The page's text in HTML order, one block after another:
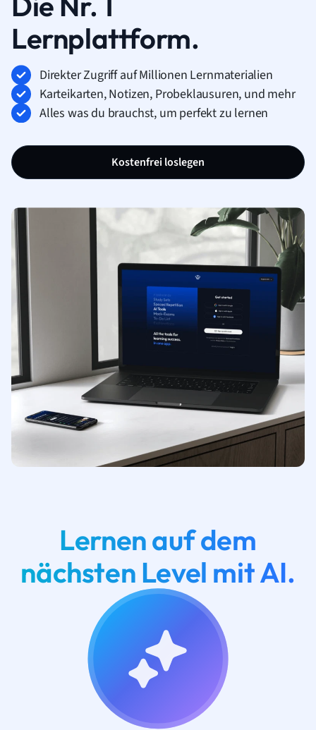
Lernplattform.
Direkter Zugriff auf Millionen Lernmaterialien
Karteikarten, Notizen, Probeklausuren, und mehr
Alles was du brauchst, um perfekt zu lernen
Kostenfrei loslegen
Lernen auf dem
nächsten Level mit AI.